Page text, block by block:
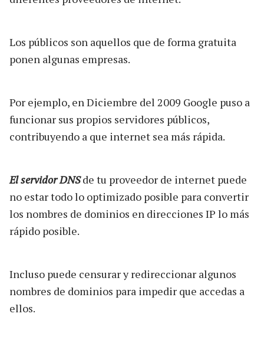
Los públicos son aquellos que de forma gratuita
ponen algunas empresas.
Por ejemplo, en Diciembre del 2009 Google puso a
funcionar sus propios servidores públicos,
contribuyendo a que internet sea más rápida.
El servidor DNSde tu proveedor de internet puede
no estar todo lo optimizado posible para convertir
los nombres de dominios en direcciones IP lo más
rápido posible.
Incluso puede censurar y redireccionar algunos
nombres de dominios para impedir que accedas a
ellos.